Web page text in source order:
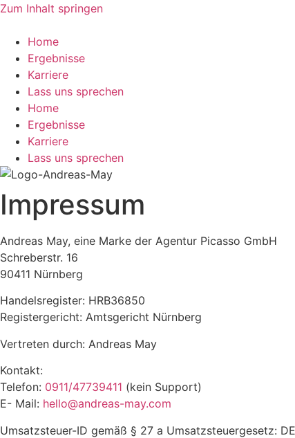
Zum Inhalt springen
Home
Ergebnisse
Karriere
Lass uns sprechen
Home
Ergebnisse
Karriere
Lass uns sprechen
Impressum
Andreas May, eine Marke der Agentur Picasso GmbH
Schreberstr. 16
90411 Nürnberg
Handelsregister: HRB36850
Registergericht: Amtsgericht Nürnberg
Vertreten durch: Andreas May
Kontakt:
Telefon: 0911/47739411 (kein Support)
E- Mail: hello@andreas-may.com
Umsatzsteuer-ID gemäß § 27 a Umsatzsteuergesetz: